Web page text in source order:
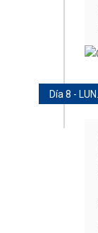
Día 8 - LUN.